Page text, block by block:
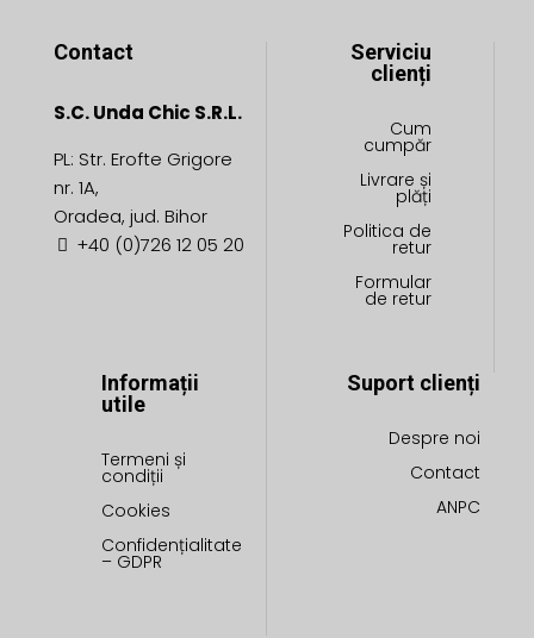
Contact
S.C. Unda Chic S.R.L.
PL: Str. Erofte Grigore
nr. 1A,
Oradea, jud. Bihor
+40 (0)726 12 05 20
Serviciu
clienți
Cum
cumpăr
Livrare și
plăți
Politica de
retur
Formular
de retur
Informații
utile
Termeni și
condiții
Cookies
Confidențialitate
– GDPR
Suport clienți
Despre noi
Contact
ANPC